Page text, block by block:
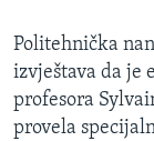
Jezici
Politehnička
izvještava da je
profesora
provela